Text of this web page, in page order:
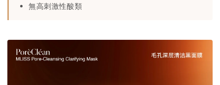
無高刺激性酸類